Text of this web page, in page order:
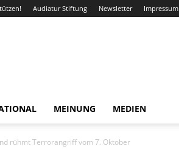
Audiatur Stiftung Newsletter Impressum
MEINUNG MEDIEN
rühmt Terrorangriff vom 7. Oktober